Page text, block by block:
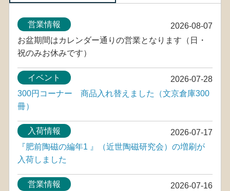
2026-08-07
営業情報
お盆期間はカレンダー通りの営業となります（日・
祝のみお休みです）
2026-07-28
イベント
300円コーナー 商品入れ替えました（文京倉庫300
冊）
2026-07-17
入荷情報
『肥前陶磁の編年1 』（近世陶磁研究会）の増刷が
入荷しました
2026-07-16
営業情報